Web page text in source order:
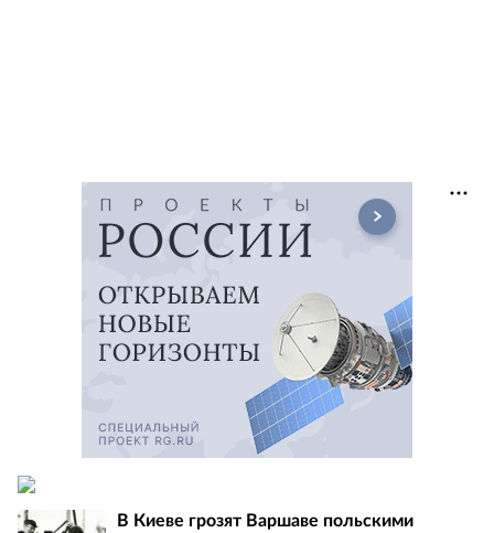
В Киеве грозят Варшаве польскими